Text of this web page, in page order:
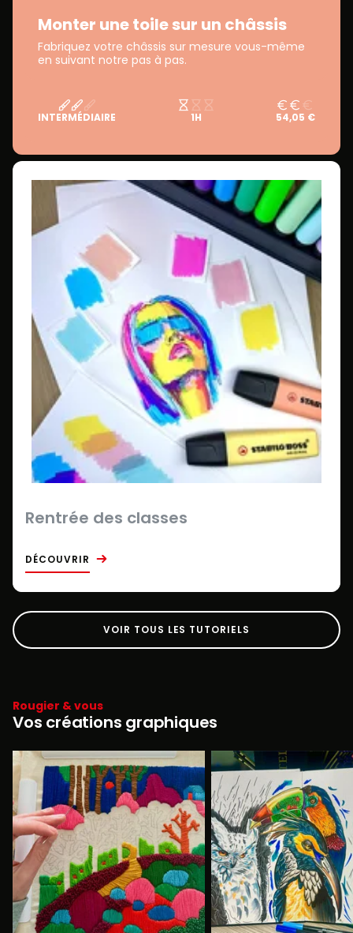
Monter une toile sur un châssis
Fabriquez votre châssis sur mesure vous-même
en suivant notre pas à pas.
INTERMÉDIAIRE 1H 54,05 €
Rentrée des classes
DÉCOUVRIR
VOIR TOUS LES TUTORIELS
Rougier & vous
Vos créations graphiques